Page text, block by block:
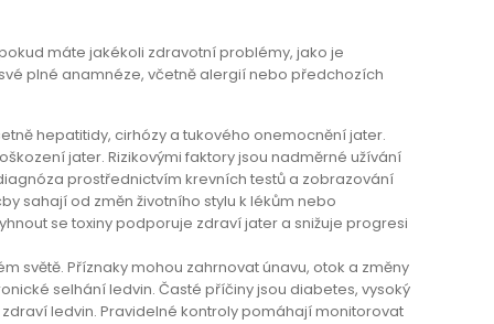
máte jakékoli zdravotní problémy, jako je
plné anamnéze, včetně alergií nebo předchozích
hepatitidy, cirhózy a tukového onemocnění jater.
jater. Rizikovými faktory jsou nadměrné užívání
prostřednictvím krevních testů a zobrazování
sahají od změn životního stylu k lékům nebo
se toxiny podporuje zdraví jater a snižuje progresi
světě. Příznaky mohou zahrnovat únavu, otok a změny
selhání ledvin. Časté příčiny jsou diabetes, vysoký
ledvin. Pravidelné kontroly pomáhají monitorovat